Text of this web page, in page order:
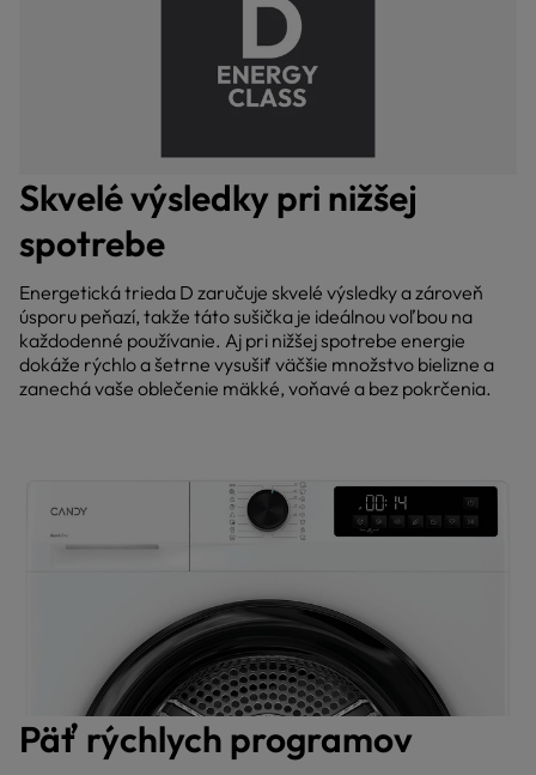
Skvelé výsledky pri nižšej
spotrebe
Energetická trieda D zaručuje skvelé výsledky a zároveň
úsporu peňazí, takže táto sušička je ideálnou voľbou na
každodenné používanie. Aj pri nižšej spotrebe energie
dokáže rýchlo a šetrne vysušiť väčšie množstvo bielizne a
zanechá vaše oblečenie mäkké, voňavé a bez pokrčenia.
Päť rýchlych programov